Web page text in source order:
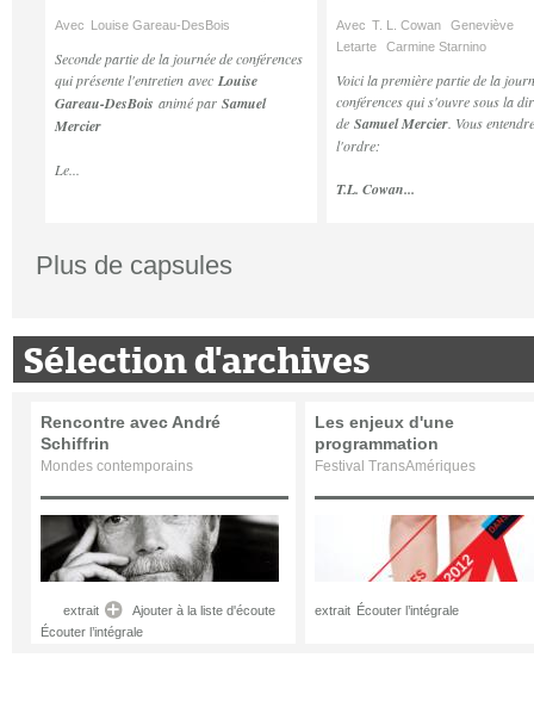
Avec Louise Gareau-DesBois
Seconde partie de la journée de conférences
qui présente l'entretien avec Louise
Gareau-DesBois animé par Samuel
Mercier
Le...
Avec T. L. Cowan
Geneviève
Letarte
Carmine Starnino
Voici la première partie de la
conférences qui s'ouvre sous la
de Samuel Mercier . Vous
l'ordre:
T.L. Cowan...
Plus de capsules
Sélection d'archives
Rencontre avec André
Schiffrin
Mondes contemporains
extrait
Ajouter à la liste d'écoute
Écouter l’intégrale
Les enjeux d'une
programmation
Festival TransAmériques
extrait Écouter l’intégrale